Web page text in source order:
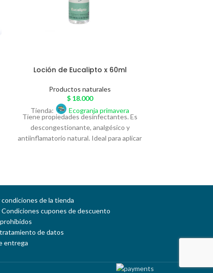
Loción de Eucalipto x 60ml
Productos naturales
$ 18.000
Tienda:
Ecogranja primavera
Tiene propiedades desinfectantes. Es
descongestionante, analgésico y
antiinflamatorio natural. Ideal para aplicar
de la tienda
Condiciones cupones de descuento
de datos
entrega